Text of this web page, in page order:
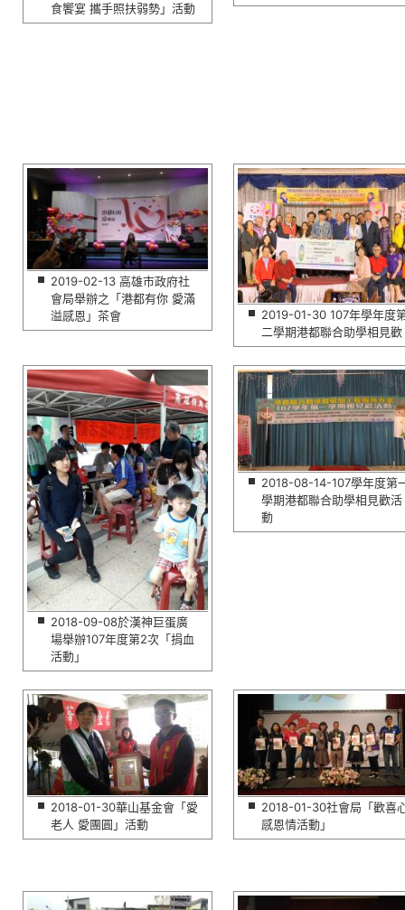
食饗宴 攜手照扶弱勢」活動
2019-02-13 高雄市政府社
會局舉辦之「港都有你 愛滿
溢感恩」茶會
2019-01-30 107年學年度
二學期港都聯合助學相見歡
2018-09-08於漢神巨蛋廣
場舉辦107年度第2次「捐血
活動」
2018-08-14-107學年度第
學期港都聯合助學相見歡活
動
2018-01-30華山基金會「愛
老人 愛團圓」活動
2018-01-30社會局「歡喜
感恩情活動」